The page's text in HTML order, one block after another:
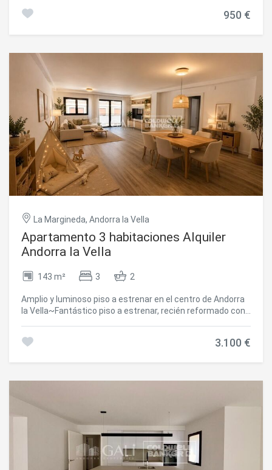
comodidades del entorno durante una estancia
vistas a la montaña, que permiten disfrutar del paisaje
durante todo el año. Su distribución funcional y su
equipamiento completo garantizan una estancia cómoda
y práctica desde el primer día.~~Ubicado a pocos pasos
de los remontes, comercios, restaurantes y servicios,
este apartamento combina comodidad, ubicación y
calidad de vida en pleno corazón de Pas de la
Casa.~~Alquiler de carácter temporal. Disponible para
estancia temporal según condiciones a consultar.~Para
más información, Galí Canillo + (teléfono oculto)
#ref:05140/5210
950 €
La Margineda, Andorra la Vella
Apartamento 3 habitaciones Alquiler
Andorra la Vella
143 m² 3 2
Amplio y luminoso piso a estrenar en el centro de Andorra
la Vella~Fantástico piso a estrenar, recién reformado con
tan solo un minuto de las avenidas Meritxell y Carlemany,
tipo suite, todos con armarios empotrados. Cuenta
con acceso a una agradable terraza de 3,13 m2. Las
ventanas de doble acristalamiento garantizan un
excelente aislamiento térmico y acústico, aportando un
mayor confort durante todo el año.~La cocina es
independiente, moderna y funcional, integrada en una
3.100 €